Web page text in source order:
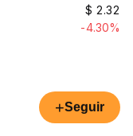
$ 2.32
-4.30%
+Seguir